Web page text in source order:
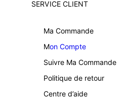
SERVICE CLIENT
Ma Commande
Mon Compte
Suivre Ma Commande
Politique de retour
Centre d’aide